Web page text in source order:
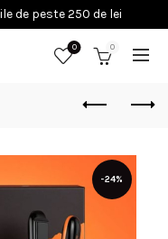
0 0
-24%